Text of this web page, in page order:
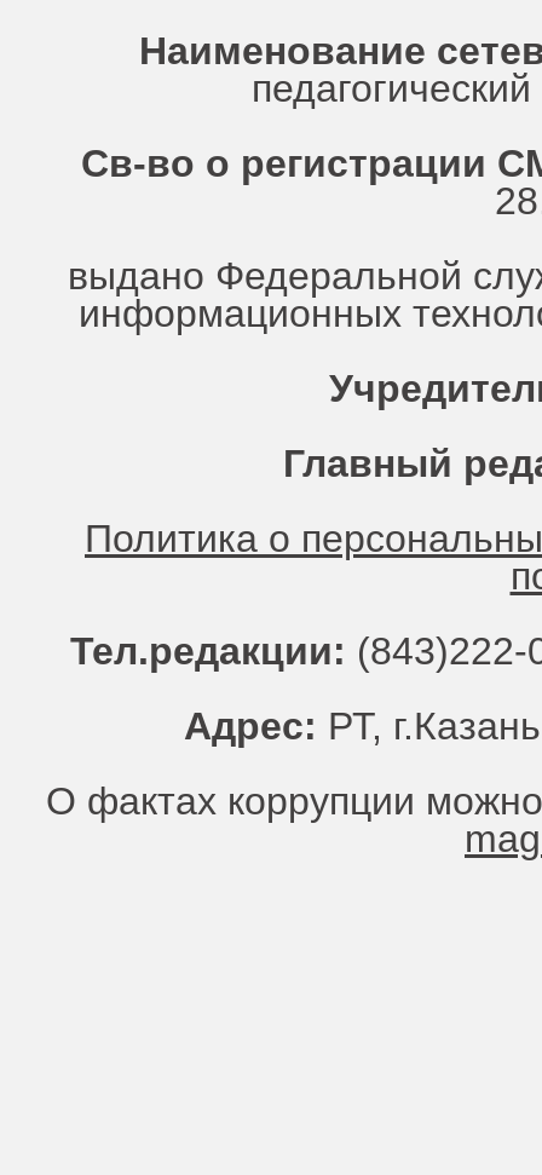
Наименование
Св-во о регистрации
выдано Федеральной
информационных
Главный
Политика о
Тел.редакции:
Адрес: РТ,
О фактах коррупции